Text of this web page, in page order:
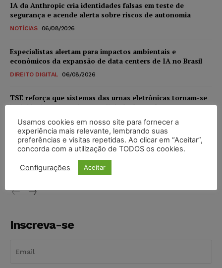
IA da Anthropic cria identidades falsas em teste de
segurança e acende alerta sobre riscos de autonomia
NOTÍCIAS 06/08/2026
Especialistas alertam para impactos ambientais e
econômicos da expansão de data centers de IA no Brasil
DIREITO DIGITAL 06/08/2026
TSE reforça que sistemas das urnas eletrônicas tornam-se
invioláveis após assinatura digital e lacração
NOTÍCIAS 06/08/2026
STF inicia julgamento sobre constitucionalidade da
proibição dos jogos de azar no Brasil
NOTÍCIAS 06/08/2026
Inscreva-se
Usamos cookies em nosso site para fornecer a
experiência mais relevante, lembrando suas
preferências e visitas repetidas. Ao clicar em “Aceitar”,
concorda com a utilização de TODOS os cookies.
Configurações Aceitar